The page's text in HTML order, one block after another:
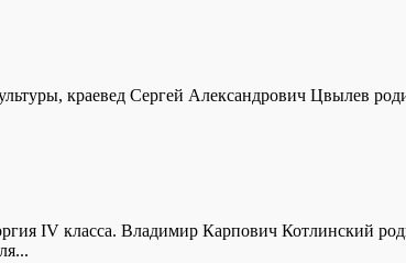
краевед Сергей Александрович Цвылев
IV класса. Владимир Карпович Котлинский